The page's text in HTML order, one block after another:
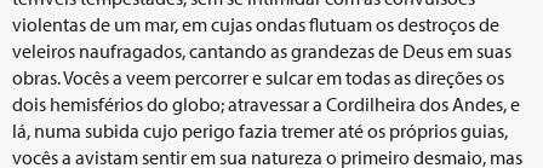
violentas de um mar, em cujas ondas flutuam os destroços de
veleiros naufragados, cantando as grandezas de Deus em suas
obras. Vocês a veem percorrer e sulcar em todas as direções os
dois hemisférios do globo; atravessar a Cordilheira dos Andes, e
lá, numa subida cujo perigo fazia tremer até os próprios guias,
vocês a avistam sentir em sua natureza o primeiro desmaio, mas